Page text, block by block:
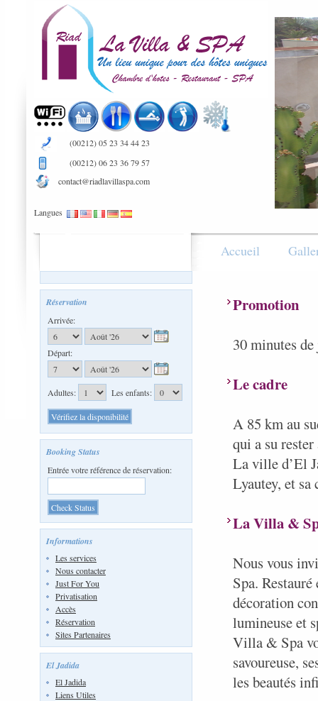
(00212) 05 23 34 44 23
(00212) 06 23 36 79 57
contact@riadlavillaspa.com
Langues
Accueil
Réservation
Arrivée:
Départ:
Adultes: Les enfants:
Booking Status
Entrée votre référence de réservation:
Informations
Les services
Nous contacter
Just For You
Privatisation
Accès
Réservation
Sites Partenaires
El Jadida
El Jadida
Liens Utiles
Promotion
30 minutes
Le cadre
A 85 km au
qui a su
La ville d’El
Lyautey, et
La Villa &
Nous vous
Spa.
décoration
lumineuse et
Villa & Spa
savoureuse,
les beautés